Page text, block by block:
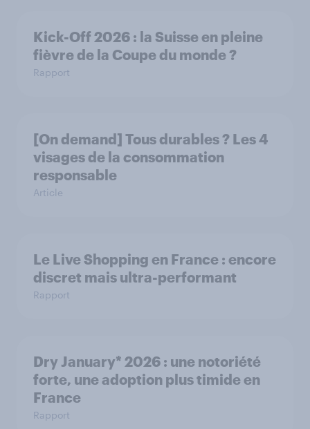
Kick-Off 2026 : la Suisse en pleine
fièvre de la Coupe du monde ?
Rapport
[On demand] Tous durables ? Les 4
visages de la consommation
responsable
Article
Le Live Shopping en France : encore
discret mais ultra-performant
Rapport
Dry January* 2026 : une notoriété
forte, une adoption plus timide en
France
Rapport